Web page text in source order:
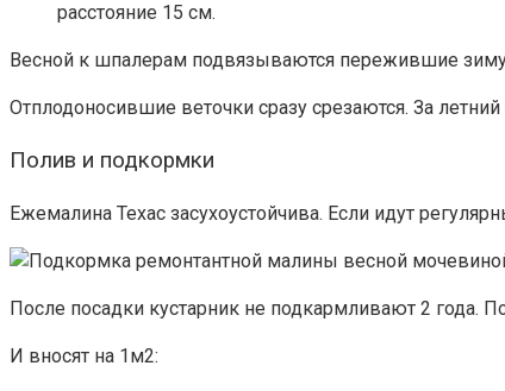
расстояние 15 см.
Весной к шпалерам подвязываются пережившие
Отплодоносившие веточки сразу срезаются. За
Полив и подкормки
Ежемалина Техас засухоустойчива. Если идут
После посадки кустарник не подкармливают 2 года.
И вносят на 1м2: